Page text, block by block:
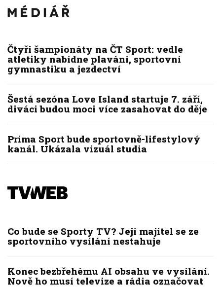
Čtyři šampionáty na ČT Sport: vedle
atletiky nabídne plavání, sportovní
gymnastiku a jezdectví
Šestá sezóna Love Island startuje 7. září,
diváci budou moci více zasahovat do děje
Prima Sport bude sportovně-lifestylový
kanál. Ukázala vizuál studia
Co bude se Sporty TV? Její majitel se ze
sportovního vysílání nestahuje
Konec bezbřehému AI obsahu ve vysílání.
Nově ho musí televize a rádia označovat